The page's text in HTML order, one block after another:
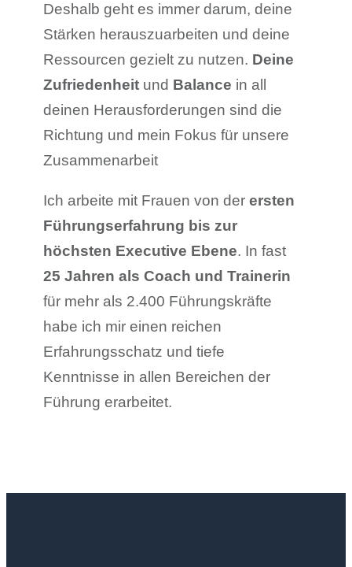
Deshalb geht es immer darum, deine
Stärken herauszuarbeiten und deine
Ressourcen gezielt zu nutzen. Deine
Zufriedenheit und Balance in all
deinen Herausforderungen sind die
Richtung und mein Fokus für unsere
Zusammenarbeit
Ich arbeite mit Frauen von derersten
Führungserfahrung bis zur
höchsten Executive Ebene. In fast
25 Jahren als Coach und Trainerin
für mehr als 2.400 Führungskräfte
habe ich mir einen reichen
Erfahrungsschatz und tiefe
Kenntnisse in allen Bereichen der
Führung erarbeitet.